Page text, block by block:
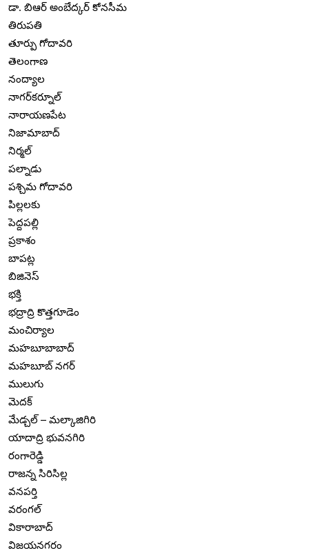
డా. బిఆర్ అంబేద్కర్ కోనసీమ
తిరుపతి
తూర్పు గోదావరి
తెలంగాణ
నంద్యాల
నాగర్‌కర్నూల్
నారాయణపేట
నిజామాబాద్
నిర్మల్
పల్నాడు
పశ్చిమ గోదావరి
పిల్లలకు
పెద్దపల్లి
ప్రకాశం
బాపట్ల
బిజినెస్
భక్తి
భద్రాద్రి కొత్తగూడెం
మంచిర్యాల
మహబూబాబాద్
మహబూబ్ నగర్
ములుగు
మెదక్
మేడ్చల్ – మల్కాజిగిరి
యాదాద్రి భువనగిరి
రంగారెడ్డి
రాజన్న సిరిసిల్ల
వనపర్తి
వరంగల్
వికారాబాద్
విజయనగరం